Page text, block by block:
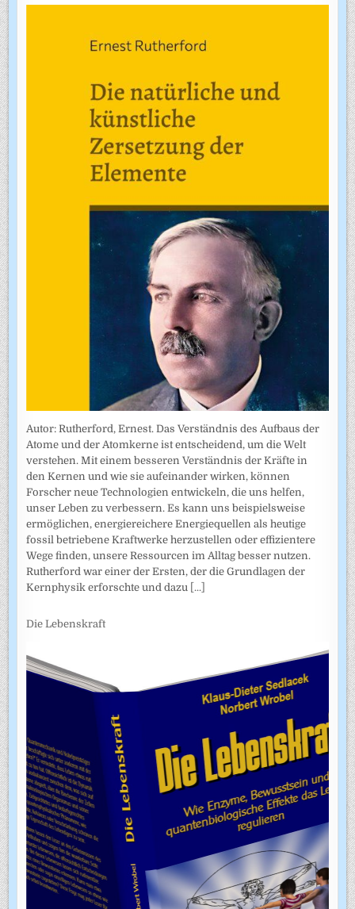
Autor: Rutherford, Ernest. Das Verständnis des Aufbaus der
Atome und der Atomkerne ist entscheidend, um die Welt
verstehen. Mit einem besseren Verständnis der Kräfte in
den Kernen und wie sie aufeinander wirken, können
Forscher neue Technologien entwickeln, die uns helfen,
unser Leben zu verbessern. Es kann uns beispielsweise
ermöglichen, energiereichere Energiequellen als heutige
fossil betriebene Kraftwerke herzustellen oder effizientere
Wege finden, unsere Ressourcen im Alltag besser nutzen.
Rutherford war einer der Ersten, der die Grundlagen der
Kernphysik erforschte und dazu [...]
Die Lebenskraft